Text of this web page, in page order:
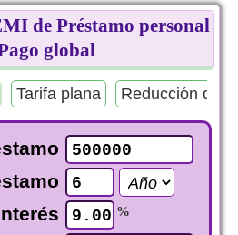
de Préstamo personal
global
Tarifa plana Reducción del
%